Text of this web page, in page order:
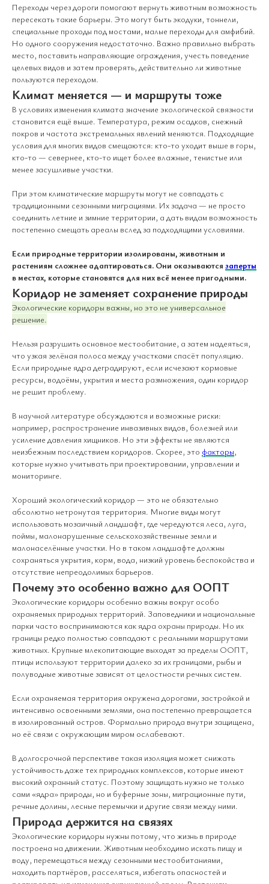
Переходы через дороги помогают вернуть животным возможность
пересекать такие барьеры. Это могут быть экодуки, тоннели,
специальные проходы под мостами, малые переходы для амфибий.
Но одного сооружения недостаточно. Важно правильно выбрать
место, поставить направляющие ограждения, учесть поведение
целевых видов и затем проверять, действительно ли животные
пользуются переходом.
Климат меняется — и маршруты тоже
В условиях изменения климата значение экологической связности
становится ещё выше. Температура, режим осадков, снежный
покров и частота экстремальных явлений меняются. Подходящие
условия для многих видов смещаются: кто-то уходит выше в горы,
кто-то — севернее, кто-то ищет более влажные, тенистые или
менее засушливые участки.
При этом климатические маршруты могут не совпадать с
традиционными сезонными миграциями. Их задача — не просто
соединить летние и зимние территории, а дать видам возможность
постепенно смещать ареалы вслед за подходящими условиями.
Если природные территории изолированы, животным и
растениям сложнее адаптироваться. Они оказываются заперты
в местах, которые становятся для них всё менее пригодными.
Коридор не заменяет сохранение природы
Экологические коридоры важны, но это не универсальное
решение.
Нельзя разрушить основное местообитание, а затем надеяться,
что узкая зелёная полоса между участками спасёт популяцию.
Если природные ядра деградируют, если исчезают кормовые
ресурсы, водоёмы, укрытия и места размножения, один коридор
не решит проблему.
В научной литературе обсуждаются и возможные риски:
например, распространение инвазивных видов, болезней или
усиление давления хищников. Но эти эффекты не являются
неизбежным последствием коридоров. Скорее, это факторы,
которые нужно учитывать при проектировании, управлении и
мониторинге.
Хороший экологический коридор — это не обязательно
абсолютно нетронутая территория. Многие виды могут
использовать мозаичный ландшафт, где чередуются леса, луга,
поймы, малонарушенные сельскохозяйственные земли и
малонаселённые участки. Но в таком ландшафте должны
сохраняться укрытия, корм, вода, низкий уровень беспокойства и
отсутствие непреодолимых барьеров.
Почему это особенно важно для ООПТ
Экологические коридоры особенно важны вокруг особо
охраняемых природных территорий. Заповедники и национальные
парки часто воспринимаются как ядра охраны природы. Но их
границы редко полностью совпадают с реальными маршрутами
животных. Крупные млекопитающие выходят за пределы ООПТ,
птицы используют территории далеко за их границами, рыбы и
полуводные животные зависят от целостности речных систем.
Если охраняемая территория окружена дорогами, застройкой и
интенсивно освоенными землями, она постепенно превращается
в изолированный остров. Формально природа внутри защищена,
но её связи с окружающим миром ослабевают.
В долгосрочной перспективе такая изоляция может снижать
устойчивость даже тех природных комплексов, которые имеют
высокий охранный статус. Поэтому защищать нужно не только
сами «ядра» природы, но и буферные зоны, миграционные пути,
речные долины, лесные перемычки и другие связи между ними.
Природа держится на связях
Экологические коридоры нужны потому, что жизнь в природе
построена на движении. Животным необходимо искать пищу и
воду, перемещаться между сезонными местообитаниями,
находить партнёров, расселяться, избегать опасностей и